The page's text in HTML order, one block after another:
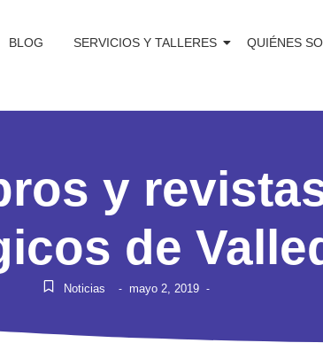
BLOG SERVICIOS Y TALLERES QUIÉNES
y
de
Noticias - mayo 2, 2019 -